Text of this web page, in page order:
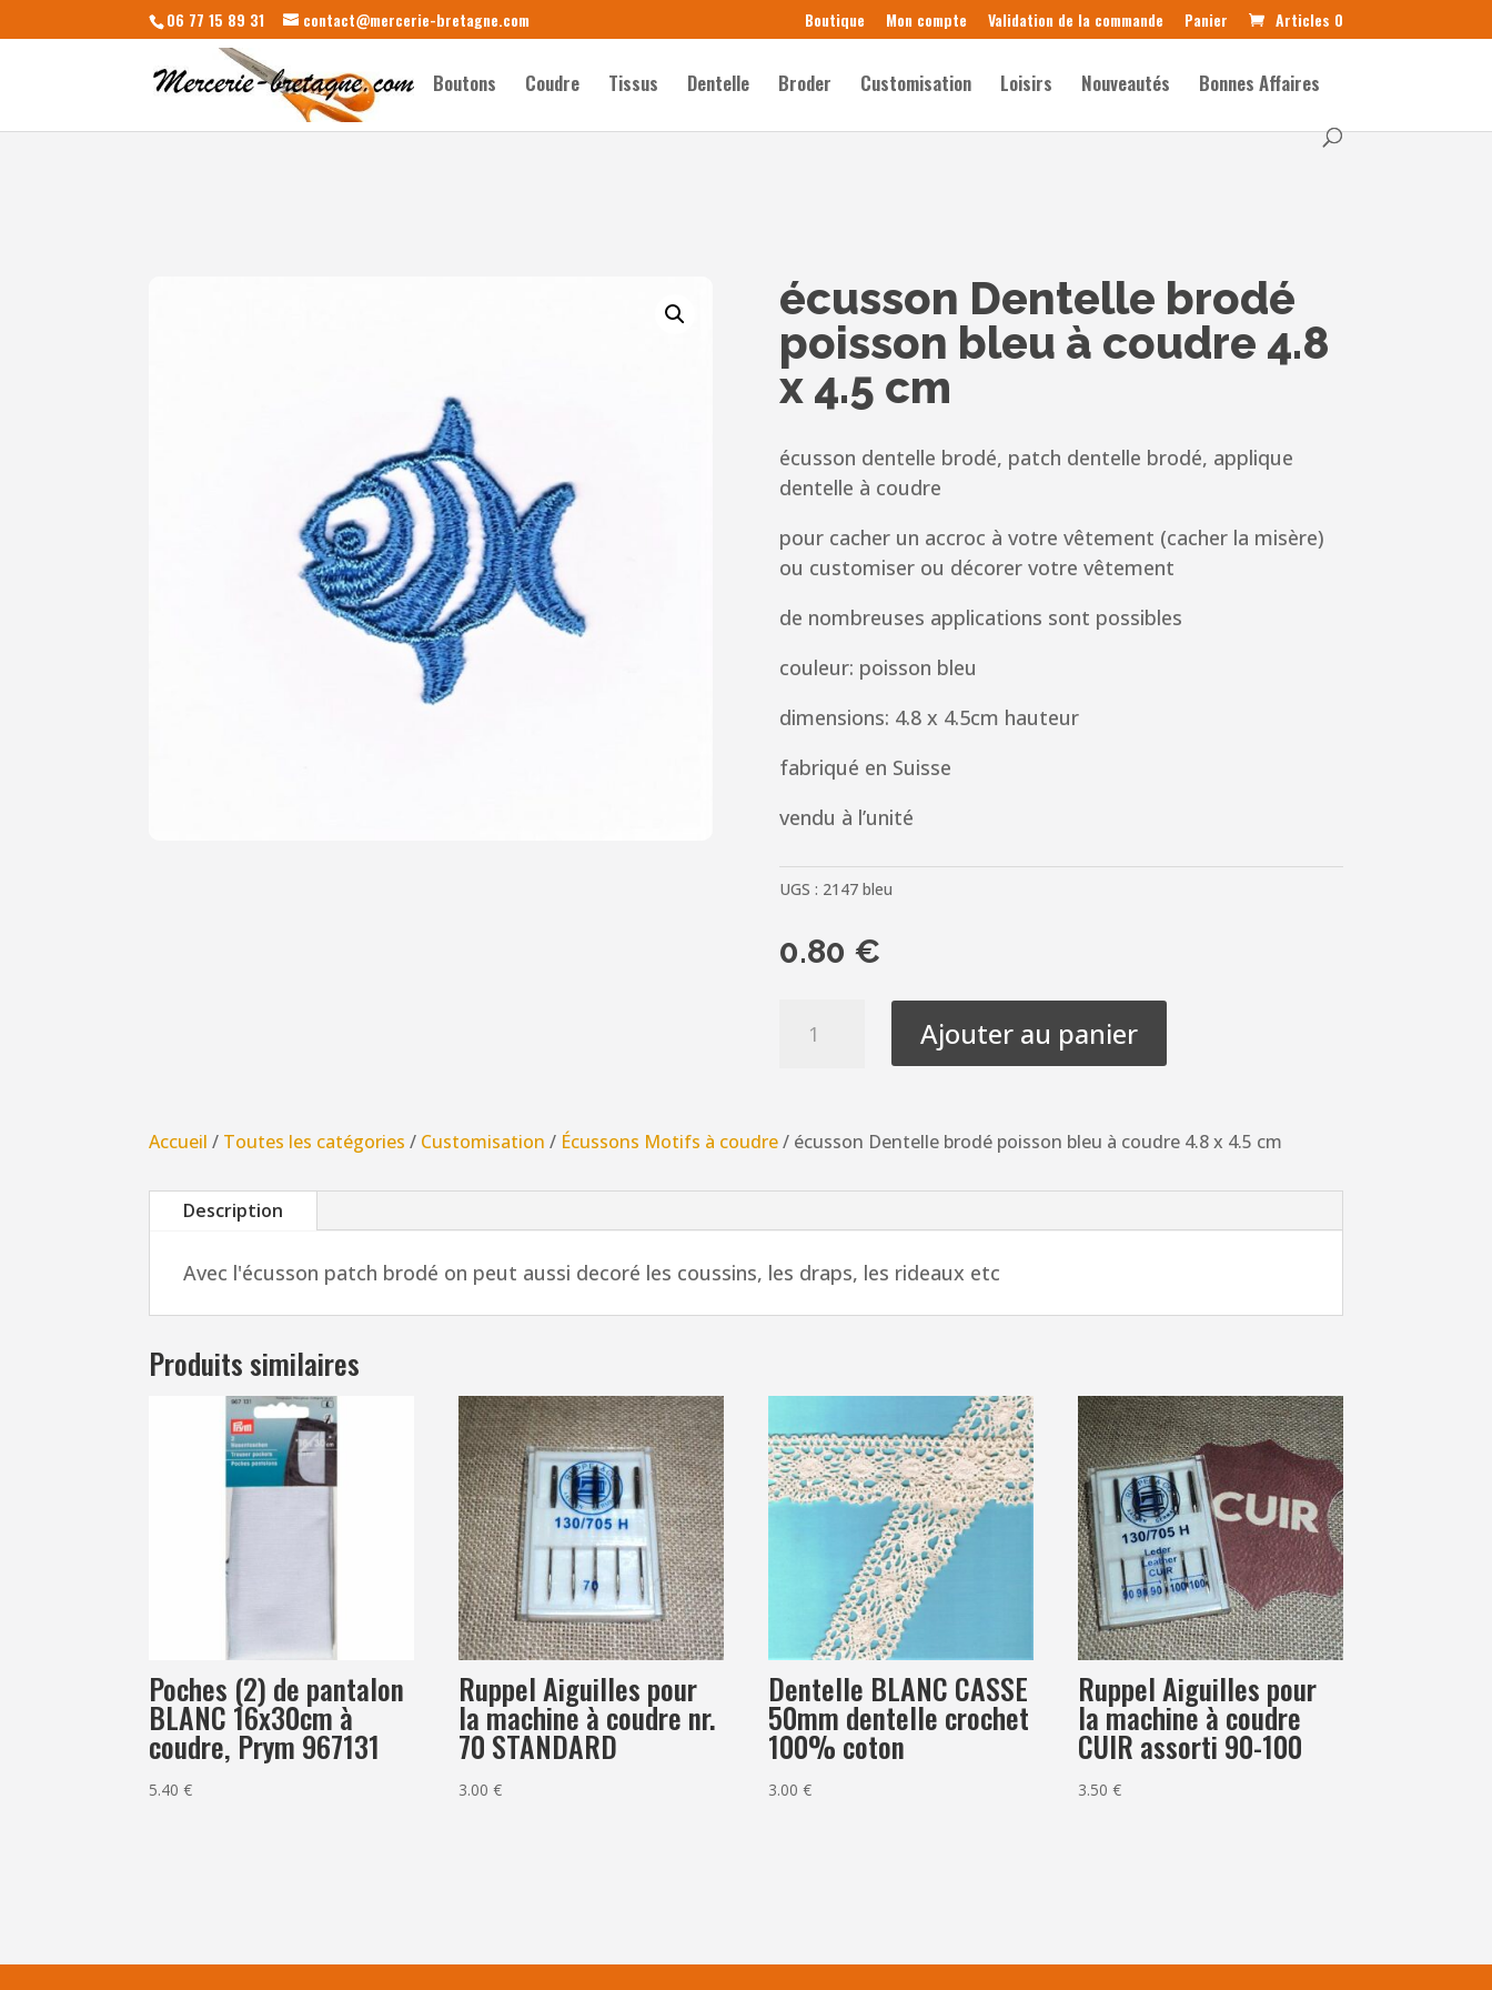
06 77 15 89 31 contact@mercerie-bretagne.com Boutique Mon compte Validation de la commande Panier Articles 0
Boutons Coudre Tissus Dentelle Broder Customisation Loisirs Nouveautés Bonnes Affaires
écusson Dentelle brodé
poisson bleu à coudre 4.8
x 4.5 cm
écusson dentelle brodé, patch dentelle brodé, applique
dentelle à coudre
pour cacher un accroc à votre vêtement (cacher la misère)
ou customiser ou décorer votre vêtement
de nombreuses applications sont possibles
couleur: poisson bleu
dimensions: 4.8 x 4.5cm hauteur
fabriqué en Suisse
vendu à l’unité
UGS : 2147 bleu
0.80 €
brodé
bleu
4.8
x
Ajouter au panier
Accueil / Toutes les catégories / Customisation / Écussons Motifs à coudre/ écusson Dentelle brodé poisson bleu à coudre 4.8 x 4.5 cm
Description
Avec l'écusson patch brodé on peut aussi decoré les coussins, les draps, les rideaux etc
Produits similaires
Poches (2) de pantalon
BLANC 16x30cm à
coudre, Prym 967131
5.40€
Ruppel Aiguilles pour
la machine à coudre nr.
70 STANDARD
3.00€
Dentelle BLANC CASSE
50mm dentelle crochet
100% coton
3.00€
Ruppel Aiguilles pour
la machine à coudre
CUIR assorti 90-100
3.50€